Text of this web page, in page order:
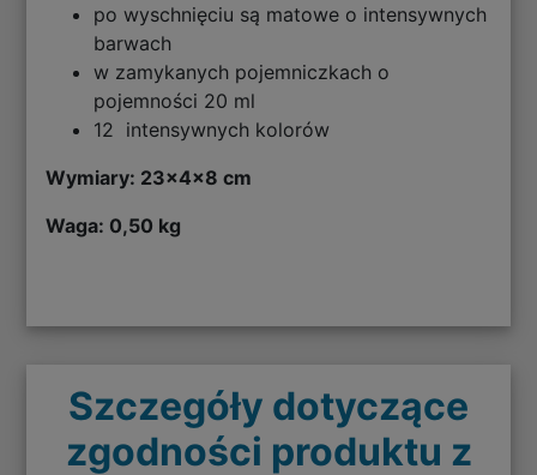
po wyschnięciu są matowe o intensywnych
barwach
w zamykanych pojemniczkach o
pojemności 20 ml
12 intensywnych kolorów
Wymiary: 23x4x8 cm
Waga: 0,50 kg
Szczegóły dotyczące
zgodności produktu z